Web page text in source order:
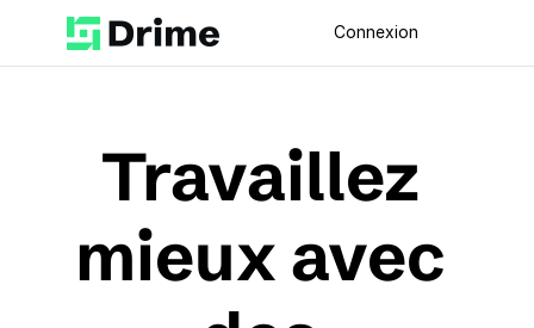
Travaillez
mieux avec
Connexion